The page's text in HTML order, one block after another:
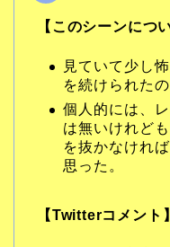
【このシーンにつ
見ていて少し
を続けられた
個人的には、
は無いけれど
を抜かなけれ
思った。
【Twitterコメント】